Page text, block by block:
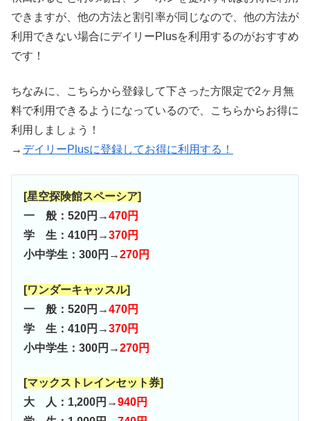
できますが、他の方法と割引率が同じなので、他の方法が
利用できない場合にデイリーPlusを利用するのがおすすめ
です！
ちなみに、こちらから登録して下さった方限定で2ヶ月無
料で利用できるようになっているので、こちらからお得に
利用しましょう！
→ デイリーPlusに登録してお得に利用する！
[星空探険館スペーシア]
一 般：520円→470円
学 生：410円→370円
小中学生：300円→270円
[ワンダーキャッスル]
一 般：520円→470円
学 生：410円→370円
小中学生：300円→270円
[マックストレインセット券]
大 人：1,200円→940円